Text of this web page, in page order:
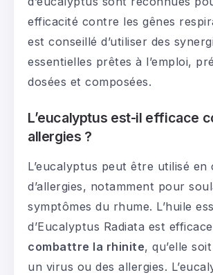
efficacité contre les gênes
est conseillé d’utiliser des
essentielles prêtes à l’emploi,
dosées et composées.
L’eucalyptus est-il efficace
allergies ?
L’eucalyptus peut être utilisé en
d’allergies, notamment pour
symptômes du rhume. L’huile
d’Eucalyptus Radiata est
combattre la rhinite, qu’elle
un virus ou des allergies.